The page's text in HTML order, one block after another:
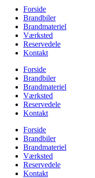
Forside
Brandbiler
Brandmateriel
Værksted
Reservedele
Kontakt
Forside
Brandbiler
Brandmateriel
Værksted
Reservedele
Kontakt
Forside
Brandbiler
Brandmateriel
Værksted
Reservedele
Kontakt